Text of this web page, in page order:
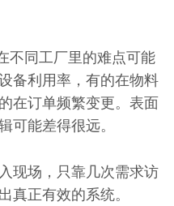
不同工厂里的难点可能
备利用率，有的在物料
在订单频繁变更。表面
可能差得很远。
现场，只靠几次需求访
真正有效的系统。